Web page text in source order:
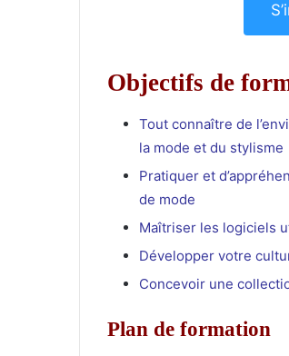
Objectifs de
Tout connaître de
la mode et du stylisme
Pratiquer et
de mode
Maîtriser les logiciels
Développer votre
Concevoir une
Plan de formation